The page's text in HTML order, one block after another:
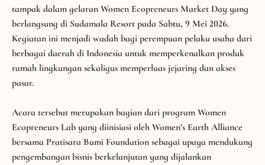
Semangat perempuan dalam membangun usaha berkelanjutan
tampak dalam gelaran Women Ecopreneurs Market Day yang
berlangsung di Sudamala Resort pada Sabtu, 9 Mei 2026.
Kegiatan ini menjadi wadah bagi perempuan pelaku usaha dari
berbagai daerah di Indonesia untuk memperkenalkan produk
ramah lingkungan sekaligus memperluas jejaring dan akses
Acara tersebut merupakan bagian dari program Women
Ecopreneurs Lab yang diinisiasi oleh Women’s Earth Alliance
bersamaPratisara Bumi Foundation sebagai upaya mendukung